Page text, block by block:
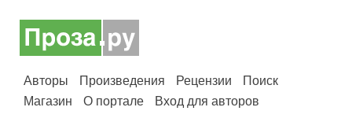
Авторы Произведения Рецензии
Поиск
Магазин
О портале Вход для авторов